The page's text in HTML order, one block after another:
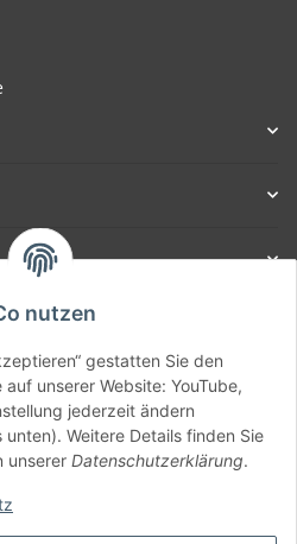
nutzen
gestatten Sie den
unserer Website: YouTube,
jederzeit ändern
Weitere Details finden Sie
unserer Datenschutzerklärung.
widerrufen